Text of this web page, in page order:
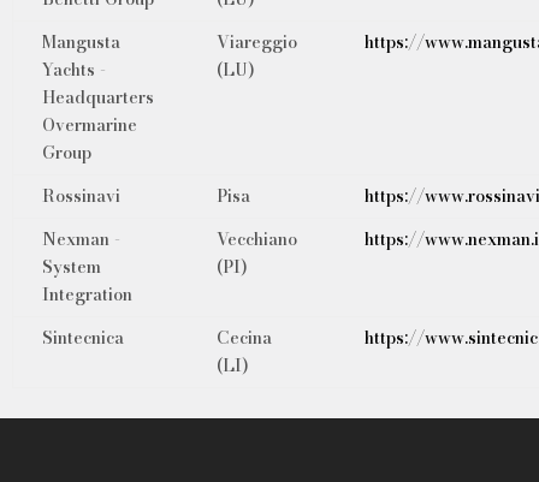
Mangusta
Yachts -
Headquarters
Overmarine
Group
Viareggio
(LU)
https://
Rossinavi Pisa
https://
Nexman -
System
Integration
Vecchiano
(PI)
https://
Sintecnica
Cecina
(LI)
https://